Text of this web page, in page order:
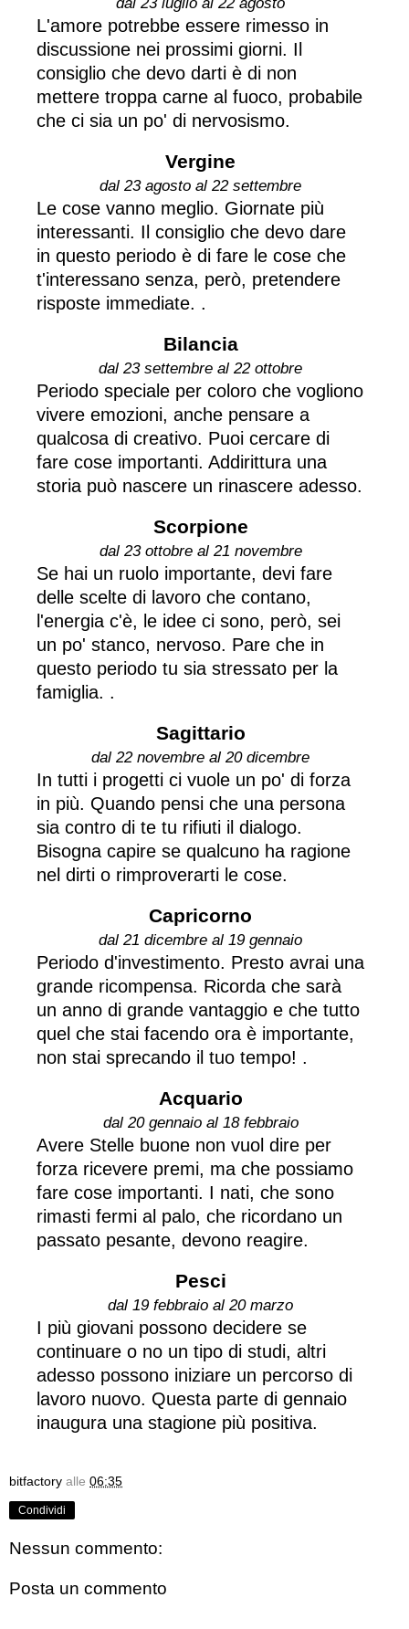
L'amore potrebbe essere rimesso in
discussione nei prossimi giorni. Il
consiglio che devo darti è di non
mettere troppa carne al fuoco, probabile
che ci sia un po' di nervosismo.
Vergine
dal 23 agosto al 22 settembre
Le cose vanno meglio. Giornate più
interessanti. Il consiglio che devo dare
in questo periodo è di fare le cose che
t'interessano senza, però, pretendere
risposte immediate. .
Bilancia
dal 23 settembre al 22 ottobre
Periodo speciale per coloro che vogliono
vivere emozioni, anche pensare a
qualcosa di creativo. Puoi cercare di
fare cose importanti. Addirittura una
storia può nascere un rinascere adesso.
Scorpione
dal 23 ottobre al 21 novembre
Se hai un ruolo importante, devi fare
delle scelte di lavoro che contano,
l'energia c'è, le idee ci sono, però, sei
un po' stanco, nervoso. Pare che in
questo periodo tu sia stressato per la
famiglia. .
Sagittario
dal 22 novembre al 20 dicembre
In tutti i progetti ci vuole un po' di forza
in più. Quando pensi che una persona
sia contro di te tu rifiuti il dialogo.
Bisogna capire se qualcuno ha ragione
nel dirti o rimproverarti le cose.
Capricorno
dal 21 dicembre al 19 gennaio
Periodo d'investimento. Presto avrai una
grande ricompensa. Ricorda che sarà
un anno di grande vantaggio e che tutto
quel che stai facendo ora è importante,
non stai sprecando il tuo tempo! .
Acquario
dal 20 gennaio al 18 febbraio
Avere Stelle buone non vuol dire per
forza ricevere premi, ma che possiamo
fare cose importanti. I nati, che sono
rimasti fermi al palo, che ricordano un
passato pesante, devono reagire.
Pesci
dal 19 febbraio al 20 marzo
I più giovani possono decidere se
continuare o no un tipo di studi, altri
adesso possono iniziare un percorso di
lavoro nuovo. Questa parte di gennaio
inaugura una stagione più positiva.
bitfactory alle 06:35
Condividi
Nessun commento:
Posta un commento